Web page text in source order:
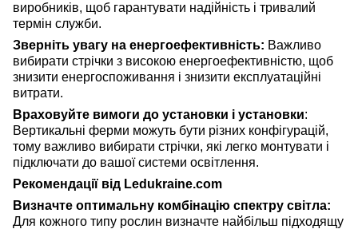
виробників, щоб гарантувати надійність і тривалий
термін служби.
Зверніть увагу на енергоефективність: Важливо
вибирати стрічки з високою енергоефективністю, щоб
знизити енергоспоживання і знизити експлуатаційні
витрати.
Враховуйте вимоги до установки і установки:
Вертикальні ферми можуть бути різних конфігурацій,
тому важливо вибирати стрічки, які легко монтувати і
підключати до вашої системи освітлення.
Рекомендації від Ledukraine.com
Визначте оптимальну комбінацію спектру світла:
Для кожного типу рослин визначте найбільш підходящу